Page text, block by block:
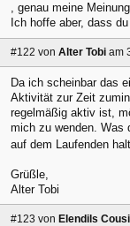
, genau meine
Ich hoffe aber, dass
#122 von Alter Tobi am
Da ich scheinbar das
Aktivität zur Zeit
regelmäßig aktiv ist,
mich zu wenden. Was
auf dem Laufenden
Grüßle,
Alter Tobi
#123 von Elendils